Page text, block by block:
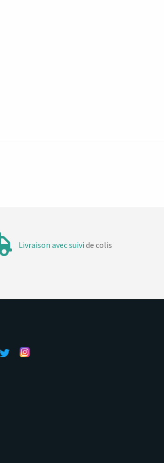
Livraison avec suivi de colis